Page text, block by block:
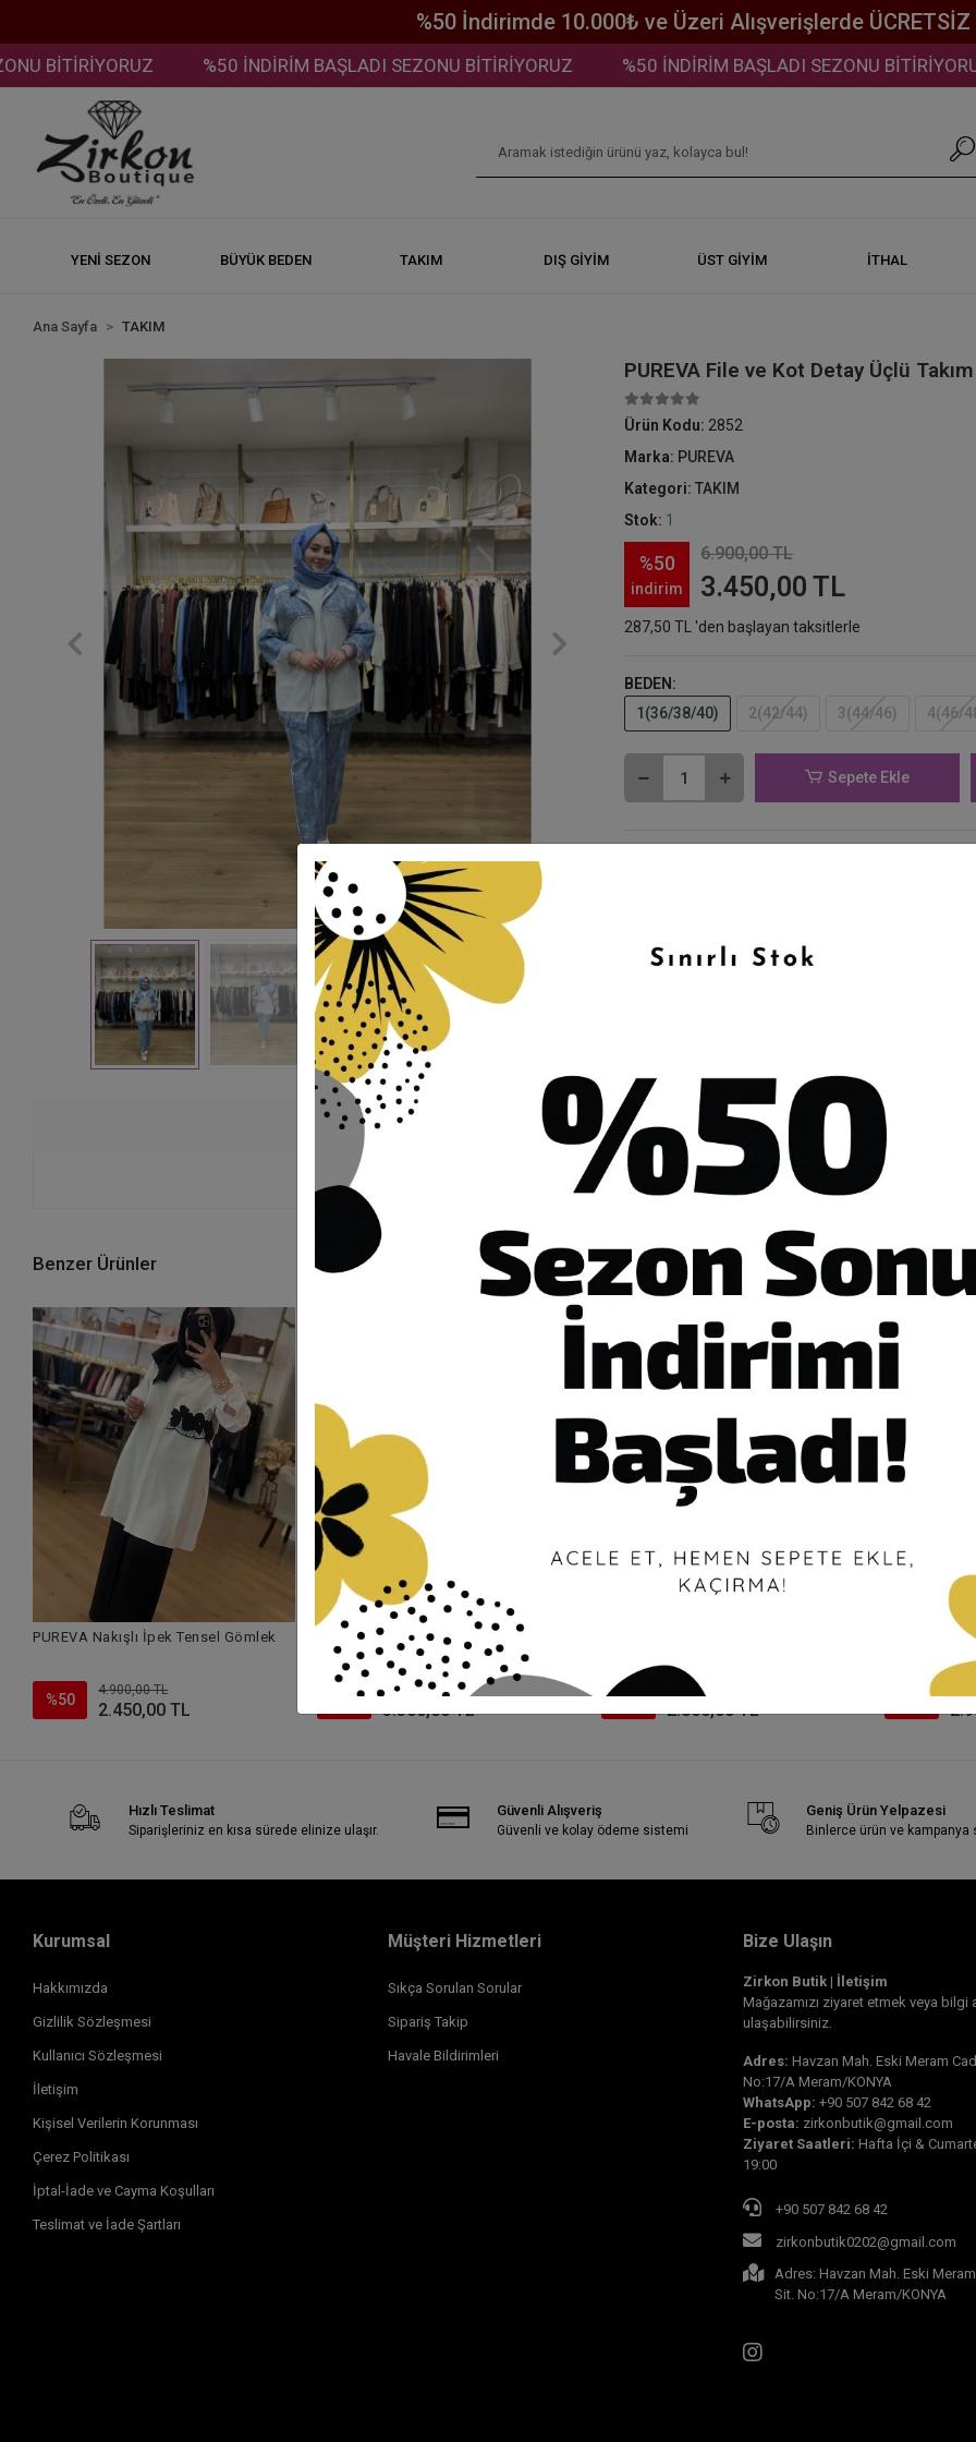
%50 İndirimde 10.000₺ ve Üzeri Alışverişlerde ÜCRETSİZ
%50 İNDİRİM BAŞLADI SEZONU BİTİRİYORUZ %50 İNDİRİM BAŞLADI SEZONU BİTİRİYORUZ
YENİ SEZON BÜYÜK BEDEN TAKIM DIŞ GİYİM ÜST GİYİM İTHAL
Ana Sayfa TAKIM
PUREVA File ve Kot Detay Üçlü Takım
Ürün Kodu: 2852
Marka: PUREVA
Kategori:TAKIM
Stok: 1
%50
indirim
6.900,00 TL
3.450,00 TL
287,50 TL 'den başlayan taksitlerle
BEDEN:
1(36/38/40)
2(42/44) 3(44/46) 4(46/
Sepete Ekle
Ürün Açıklaması Garanti ve Teslimat Taksit Seçenekleri
Benzer Ürünler
PUREVA Nakışlı İpek Tensel Gömlek
%50
4.900,00 TL
2.450,00 TL
Fatma Danışman Zımbalı Pamuk Takım
%50
6.600,00 TL
3.300,00 TL %50
5.600,00 TL
2.800,00 TL
PUREVA
Hızlı Teslimat
Siparişleriniz en kısa sürede elinize ulaşır.
Güvenli Alışveriş
Güvenli ve kolay ödeme sistemi
Geniş Ürün Yelpazesi
Binlerce ürün ve kampanya
Kurumsal
Hakkımızda
Gizlilik Sözleşmesi
Kullanıcı Sözleşmesi
İletişim
Kişisel Verilerin Korunması
Çerez Politikası
İptal-İade ve Cayma Koşulları
Teslimat ve İade Şartları
Müşteri Hizmetleri
Sıkça Sorulan Sorular
Sipariş Takip
Havale Bildirimleri
Bize Ulaşın
Zirkon Butik | İletişim
Mağazamızı ziyaret etmek veya
ulaşabilirsiniz.
Adres: Havzan Mah. Eski Meram
No:17/A Meram/KONYA
WhatsApp: +90 507 842 68 42
E-posta: zirkonbutik@gmail.com
Ziyaret Saatleri: Hafta İçi &
19:00
+90 507 842 68 42
zirkonbutik0202@gmail.com
Adres: Havzan Mah. Eski
Sit. No:17/A Meram/KONYA